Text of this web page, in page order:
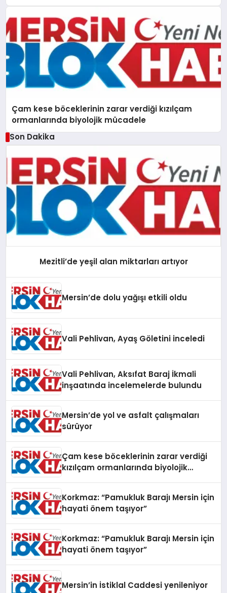
Çam kese böceklerinin zarar verdiği kızılçam
ormanlarında biyolojik mücadele
Son Dakika
Mezitli’de yeşil alan miktarları artıyor
Mersin’de dolu yağışı etkili oldu
Vali Pehlivan, Ayaş Göletini inceledi
Vali Pehlivan, Aksıfat Baraj İkmali
inşaatında incelemelerde bulundu
Mersin’de yol ve asfalt çalışmaları
sürüyor
Çam kese böceklerinin zarar verdiği
kızılçam ormanlarında biyolojik
Korkmaz: “Pamukluk Barajı Mersin için
hayati önem taşıyor”
Korkmaz: “Pamukluk Barajı Mersin için
hayati önem taşıyor”
Mersin’in İstiklal Caddesi yenileniyor